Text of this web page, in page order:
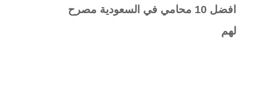
افضل 10 محامي في السعودية مصرح
لهم